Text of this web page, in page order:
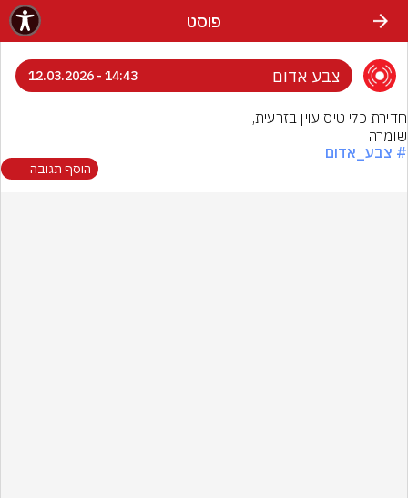
פוסט
צבע אדום 14:43 - 12.03.2026
שומרה
# צבע_אדום
הוסף תגובה